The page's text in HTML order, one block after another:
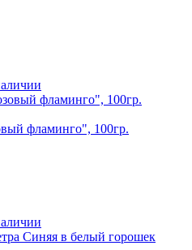
фламинго", 100гр.